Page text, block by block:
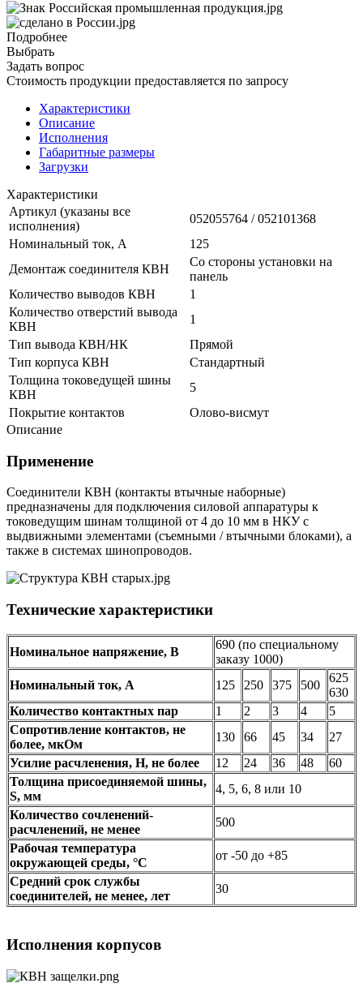
Подробнее
Выбрать
Задать вопрос
Стоимость продукции предоставляется по запросу
Характеристики
Описание
Исполнения
Габаритные размеры
Загрузки
Характеристики
Артикул (указаны все
исполнения)
052055764 / 052101368
Номинальный ток, А
125
Демонтаж соединителя КВН
Со стороны установки на
панель
Количество выводов КВН
1
Количество отверстий вывода
КВН
1
Тип вывода КВН/НК
Прямой
Тип корпуса КВН
Стандартный
Толщина токоведущей шины
КВН
5
Покрытие контактов
Олово-висмут
Описание
Применение
Соединители КВН (контакты втычные наборные)
предназначены для подключения силовой аппаратуры к
токоведущим шинам толщиной от 4 до 10 мм в НКУ с
выдвижными элементами (съемными / втычными блоками), а
также в системах шинопроводов.
Технические характеристики
Номинальное напряжение, В
690 (по специальному
заказу 1000)
Номинальный ток, А
125 250 375 500
625
630
Количество контактных пар
1 2 3 4
5
Сопротивление контактов, не
более, мкОм
130 66 45 34
27
Усилие расчленения, Н, не более
12 24 36 48
60
Толщина присоединяемой шины,
S, мм
4, 5, 6, 8 или 10
Количество сочленений-
расчленений, не менее
500
Рабочая температура
окружающей среды, °C
от -50 до +85
Средний срок службы
соединителей, не менее, лет
30
Исполнения корпусов